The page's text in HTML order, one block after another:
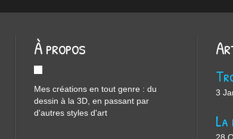
À propos
Mes créations en tout genre : du
dessin à la 3D, en passant par
d'autres styles d'art
3